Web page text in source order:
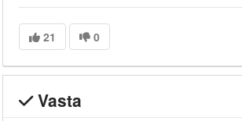
21 0
Vasta